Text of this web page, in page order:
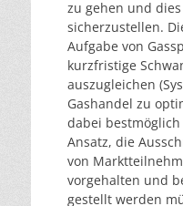
zu gehen und
sicherzustellen.
Aufgabe von
kurzfristige
auszugleichen
Gashandel zu
dabei
Ansatz, die
von
vorgehalten und
gestellt werden